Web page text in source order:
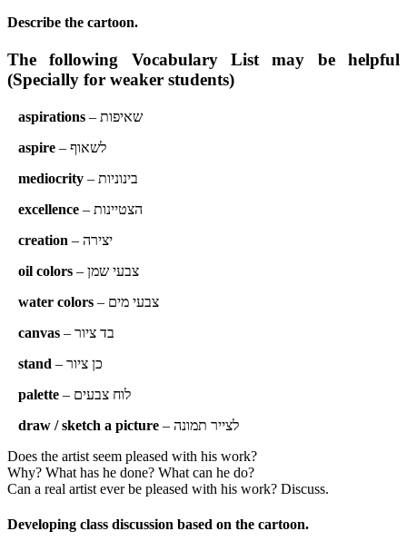
Describe the cartoon.
The following Vocabulary List may be helpful
(Specially for weaker students)
aspirations
– שאיפות
aspire
– לשאוף
mediocrity
– בינוניות
excellence
– הצטיינות
creation
– יצירה
oil colors
– צבעי שמן
water colors
– צבעי מים
canvas
– בד ציור
stand
– כן ציור
palette
– לוח צבעים
draw / sketch a picture
– לצייר תמונה
Does the artist seem pleased with his work?
Why? What has he done? What can he do?
Can a real artist ever be pleased with his work? Discuss.
Developing class discussion based on the cartoon.